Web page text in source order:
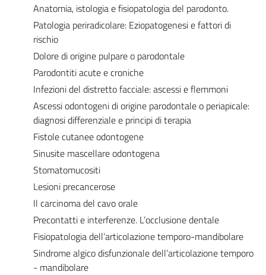
Anatomia, istologia e fisiopatologia del parodonto.
Patologia periradicolare: Eziopatogenesi e fattori di
rischio
Dolore di origine pulpare o parodontale
Parodontiti acute e croniche
Infezioni del distretto facciale: ascessi e flemmoni
Ascessi odontogeni di origine parodontale o periapicale:
diagnosi differenziale e principi di terapia
Fistole cutanee odontogene
Sinusite mascellare odontogena
Stomatomucositi
Lesioni precancerose
Il carcinoma del cavo orale
Precontatti e interferenze. L’occlusione dentale
Fisiopatologia dell’articolazione temporo-mandibolare
Sindrome algico disfunzionale dell’articolazione temporo
- mandibolare